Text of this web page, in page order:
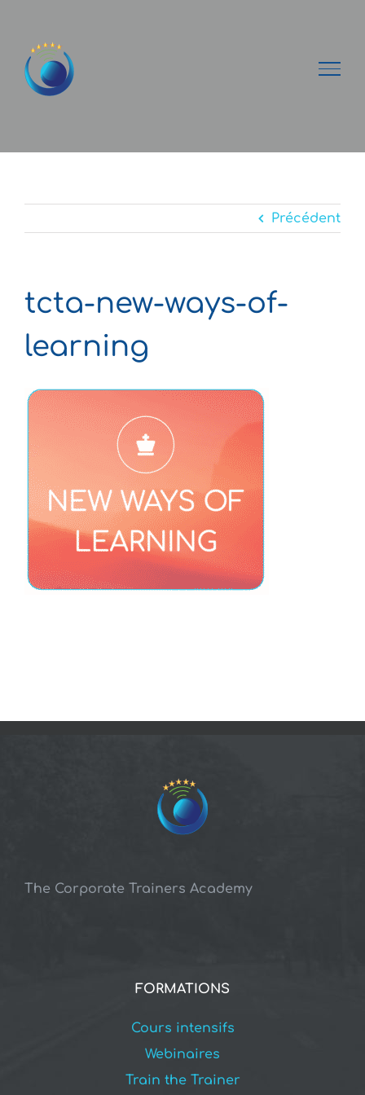
contenu
Précédent
tcta-new-ways-of-
learning
The Corporate Trainers Academy
FORMATIONS
Cours intensifs
Webinaires
Train the Trainer